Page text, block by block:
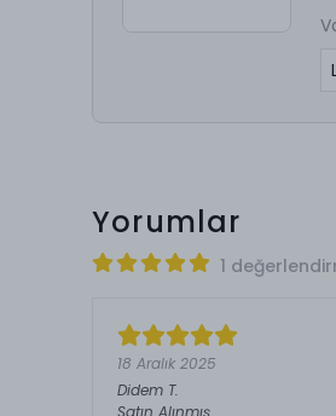
Yorumlar
1
18 Aralık 2025
Didem T.
Satın Alınmış